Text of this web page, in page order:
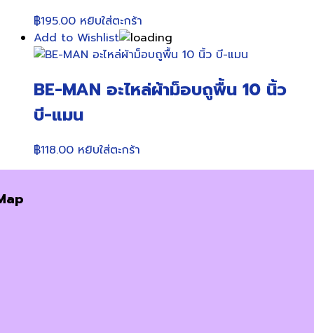
฿195.00 หยิบใส่ตะกร้า
Add to Wishlist
BE-MAN อะไหล่ผ้าม็อบถูพื้น 10 นิ้ว
บี-แมน
฿118.00 หยิบใส่ตะกร้า